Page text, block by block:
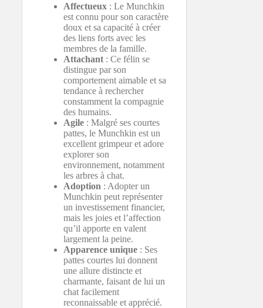
Affectueux : Le Munchkin
est connu pour son caractère
doux et sa capacité à créer
des liens forts avec les
membres de la famille.
Attachant : Ce félin se
distingue par son
comportement aimable et sa
tendance à rechercher
constamment la compagnie
des humains.
Agile : Malgré ses courtes
pattes, le Munchkin est un
excellent grimpeur et adore
explorer son
environnement, notamment
les arbres à chat.
Adoption : Adopter un
Munchkin peut représenter
un investissement financier,
mais les joies et l’affection
qu’il apporte en valent
largement la peine.
Apparence unique : Ses
pattes courtes lui donnent
une allure distincte et
charmante, faisant de lui un
chat facilement
reconnaissable et apprécié.